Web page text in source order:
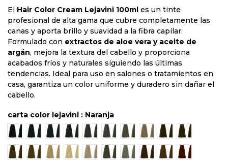
El Hair Color Cream Lejavini 100ml es un tinte
profesional de alta gama que cubre completamente las
canas y aporta brillo y suavidad a la fibra capilar.
Formulado con extractos de aloe vera y aceite de
argán, mejora la textura del cabello y proporciona
acabados fríos y naturales siguiendo las últimas
tendencias. Ideal para uso en salones o tratamientos en
casa, garantiza un color uniforme y duradero sin dañar el
cabello.
carta color lejavini : Naranja
1/00 Negro3/00 Castaño oscuro
4/00 Castaño
5/00 Castaño claro
6/00 Rubio oscuro
7/00 Rubio8/00 Rubio claro
9/00 Rubio clarísimo
5/3 Castaño
6/3 Rubio
7/3 Rubio dorado
8/3 Rubio claro dorado
9/3 Rubio clarísimo dorado
10/3 Rubio platino dorado
10/00 Rubio platino
8/31 Rubio claro dorado ceniza
10/31 Rubio platino dorado
6/34 Rubio oscuro
7/34 Rubio6/43 Rubio